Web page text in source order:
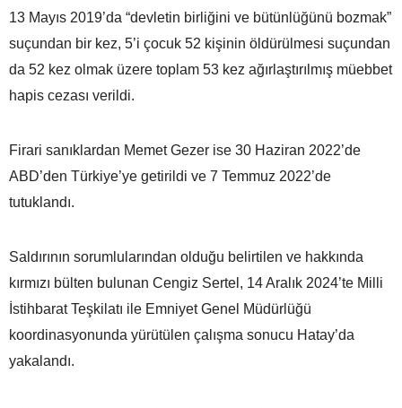
13 Mayıs 2019’da “devletin birliğini ve bütünlüğünü bozmak”
suçundan bir kez, 5’i çocuk 52 kişinin öldürülmesi suçundan
da 52 kez olmak üzere toplam 53 kez ağırlaştırılmış müebbet
hapis cezası verildi.
Firari sanıklardan Memet Gezer ise 30 Haziran 2022’de
ABD’den Türkiye’ye getirildi ve 7 Temmuz 2022’de
tutuklandı.
Saldırının sorumlularından olduğu belirtilen ve hakkında
kırmızı bülten bulunan Cengiz Sertel, 14 Aralık 2024’te Milli
İstihbarat Teşkilatı ile Emniyet Genel Müdürlüğü
koordinasyonunda yürütülen çalışma sonucu Hatay’da
yakalandı.